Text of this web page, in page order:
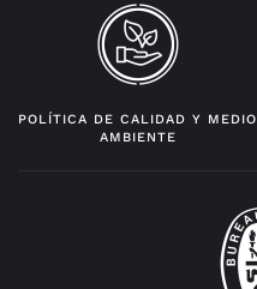
POLÍTICA DE CALIDAD Y MEDIO
AMBIENTE